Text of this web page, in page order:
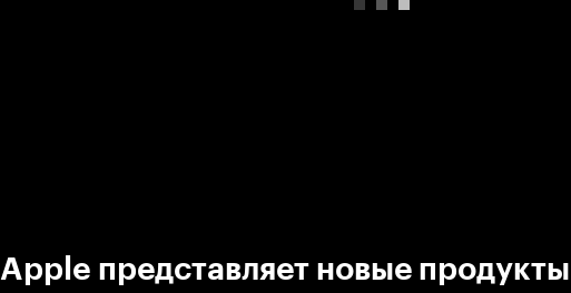
Apple представляет новые продукты